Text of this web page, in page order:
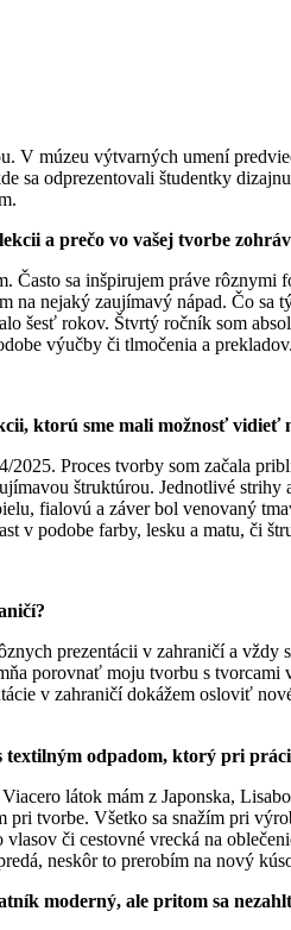
V múzeu výtvarných umení
sa odprezentovali študentky
a prečo vo vašej tvorbe
Často sa inšpirujem práve
na nejaký zaujímavý nápad. Čo
šesť rokov. Štvrtý ročník som
výučby či tlmočenia a
ktorú sme mali možnosť vidieť
2025. Proces tvorby som začala
štruktúrou. Jednotlivé
fialovú a záver bol venovaný
v podobe farby, lesku a matu, či
prezentácii v zahraničí a
porovnať moju tvorbu s
v zahraničí dokážem osloviť
odpadom, ktorý pri
látok mám z Japonska,
pri tvorbe. Všetko sa snažím pri
či cestovné vrecká na
neskôr to prerobím na nový
moderný, ale pritom sa